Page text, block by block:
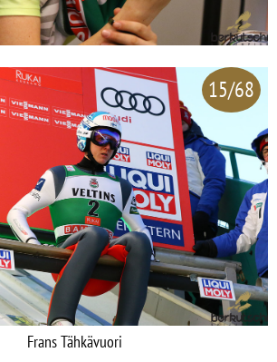
15/68
Frans Tähkävuori